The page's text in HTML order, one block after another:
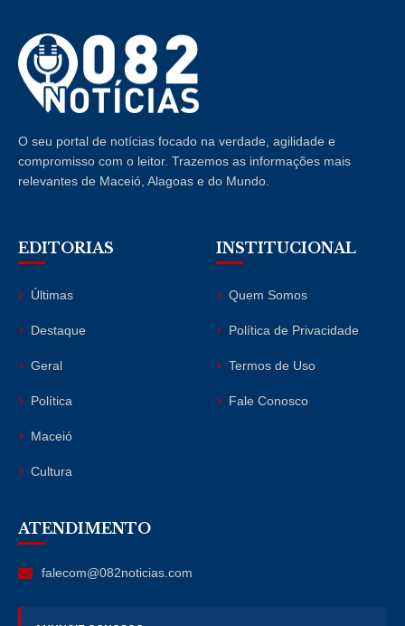
O seu portal de notícias focado na verdade, agilidade e
compromisso com o leitor. Trazemos as informações mais
relevantes de Maceió, Alagoas e do Mundo.
EDITORIAS
Últimas
Destaque
Geral
Política
Maceió
Cultura
INSTITUCIONAL
Quem Somos
Política de Privacidade
Termos de Uso
Fale Conosco
ATENDIMENTO
falecom@082noticias.com